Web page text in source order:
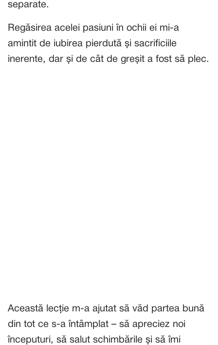
separate.
Regăsirea acelei pasiuni în ochii ei mi-a
amintit de iubirea pierdută și sacrificiile
inerente, dar și de cât de greșit a fost să plec.
Această lecție m-a ajutat să văd partea bună
din tot ce s-a întâmplat – să apreciez noi
începuturi, să salut schimbările și să îmi